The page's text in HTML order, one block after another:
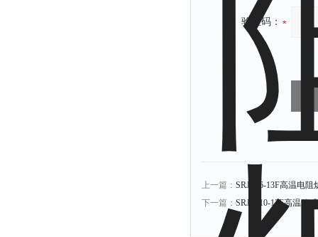
验证码：
上一篇： SRJX-6-13F高温电阻
下一篇： SRJX-10-13F高温箱